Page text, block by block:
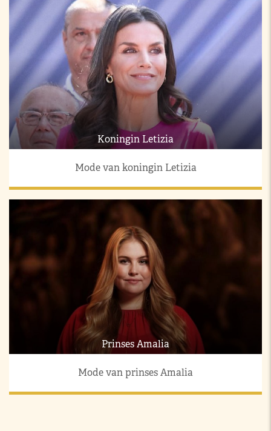
Koningin Letizia
Mode van koningin Letizia
Prinses Amalia
Mode van prinses Amalia